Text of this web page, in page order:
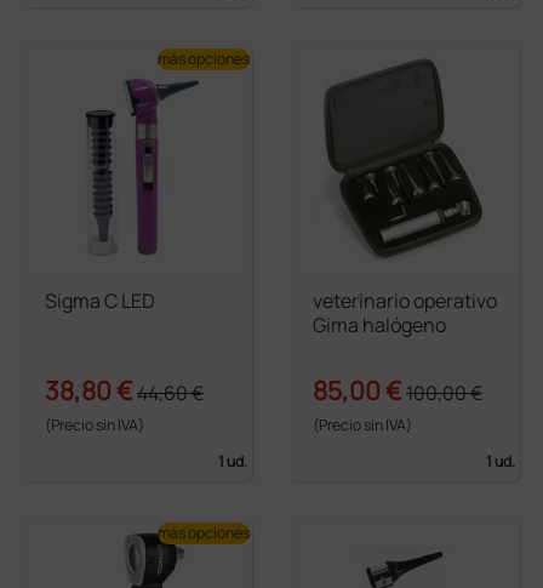
Sigma C LED
38,80 €44,60 €
(Precio sin IVA)
1 ud.
más opciones
veterinario operativo
Gima halógeno
85,00 €100,00 €
(Precio sin IVA)
1 ud.
más opciones